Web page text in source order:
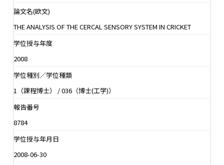
論文名(欧文)
THE ANALYSIS OF THE CERCAL SENSORY SYSTEM IN CRICKET
学位授与年度
2008
学位種別／学位種類
1（課程博士） / 036（博士(工学)）
報告番号
8784
学位授与年月日
2008-06-30